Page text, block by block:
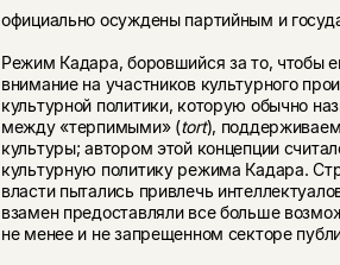
официально осуждены пар­тийным и
Режим Кадара, боровшийся за то, чтобы
внимание на участников культурного
культурной политики, которую обычно
между «терпимыми» (tort),
культуры; автором этой концепции
культурную политику режима Кадара.
власти пытались привлечь
взамен предоставляли все больше
не менее и не запре­щенном секторе